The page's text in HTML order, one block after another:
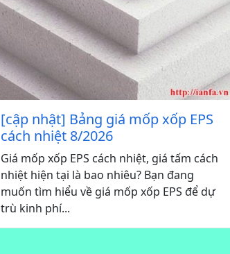
[cập nhật] Bảng giá mốp xốp EPS
cách nhiệt 8/2026
Giá mốp xốp EPS cách nhiệt, giá tấm cách
nhiệt hiện tại là bao nhiêu? Bạn đang
muốn tìm hiểu về giá mốp xốp EPS để dự
trù kinh phí...